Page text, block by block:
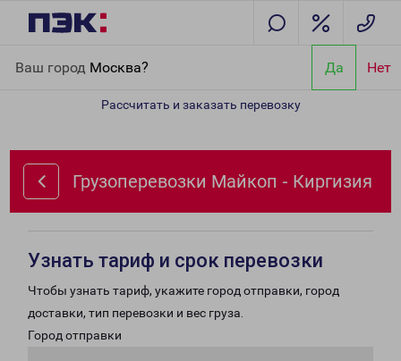
Ваш город Москва? Да Нет
Рассчитать и заказать перевозку
Грузоперевозки Майкоп - Киргизия
Узнать тариф и срок перевозки
Чтобы узнать тариф, укажите город отправки, город
доставки, тип перевозки и вес груза.
Город отправки